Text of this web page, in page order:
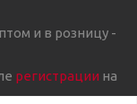
и в розницу -
регистрации на